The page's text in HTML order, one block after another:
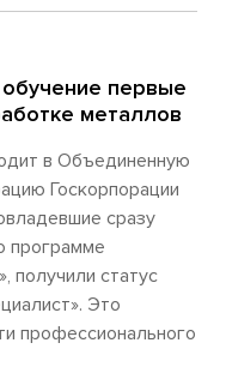
первые
металлов
в Объединенную
Госкорпорации
сразу
программе
получили статус
Это
профессионального